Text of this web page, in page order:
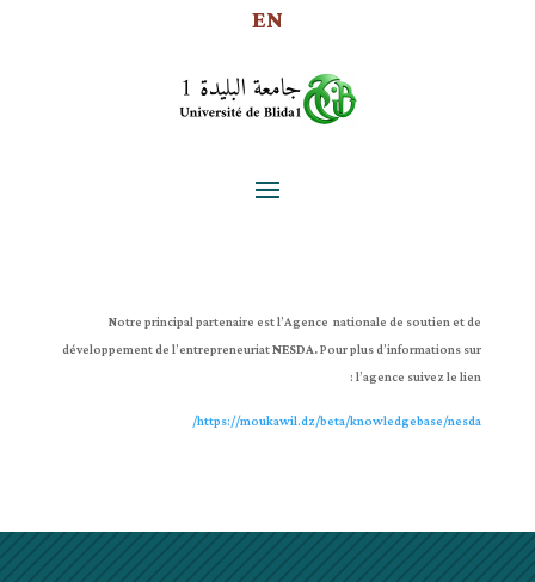
EN
Notre principal partenaire est l’Agence nationale de soutien et de
développement de l’entrepreneuriatNESDA.Pour plus d’informations sur
l’agence suivez le lien :
https://moukawil.dz/beta/knowledgebase/nesda/